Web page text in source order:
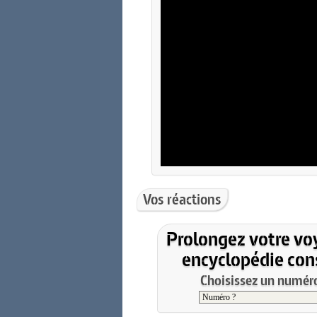
Vos réactions
Prolongez votre
encyclopédie
Choisissez un